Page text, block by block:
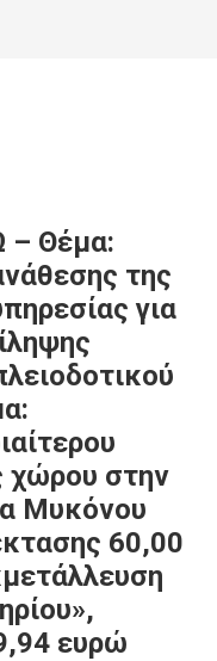
Θέμα:
της
για
χώρου στην
Μυκόνου
60,00
ευρώ